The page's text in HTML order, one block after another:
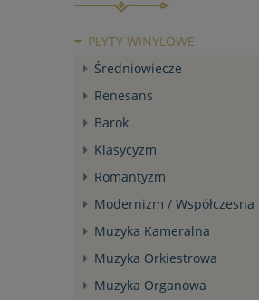
PŁYTY WINYLOWE
Średniowiecze
Renesans
Barok
Klasycyzm
Romantyzm
Modernizm / Współczesna
Muzyka Kameralna
Muzyka Orkiestrowa
Muzyka Organowa